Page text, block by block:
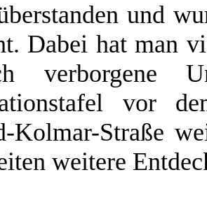
und
Dabei hat man
verborgene
vor
Kolmar-Straße
weitere